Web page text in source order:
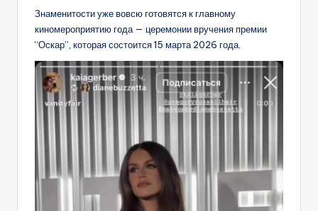
Знаменитости уже вовсю готовятся к главному
киномероприятию года — церемонии вручения премии
“Оскар”, которая состоится 15 марта 2026 года.